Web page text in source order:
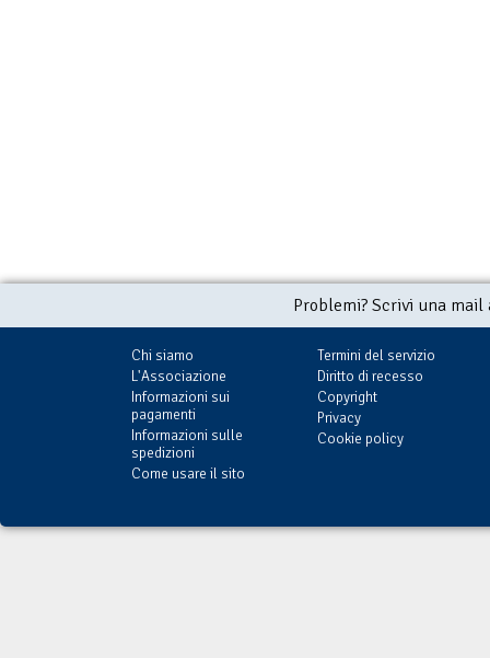
Problemi? Scrivi una
Chi siamo
L'Associazione
Informazioni sui
pagamenti
Informazioni sulle
spedizioni
Come usare il sito
Termini del servizio
Diritto di recesso
Copyright
Privacy
Cookie policy